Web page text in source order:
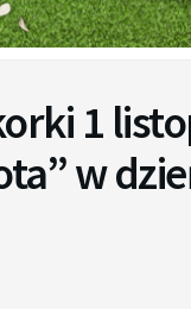
1
w